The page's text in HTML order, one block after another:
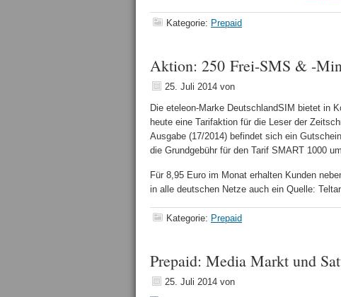
Kategorie: Prepaid
Aktion: 250 Frei-SMS & -
25. Juli 2014 von
Die eteleon-Marke DeutschlandSIM bietet in
heute eine Tarifaktion für die Leser der
Ausgabe (17/2014) befindet sich ein
die Grundgebühr für den Tarif SMART 1000
Für 8,95 Euro im Monat erhalten Kunden
in alle deutschen Netze auch ein Quelle:
Kategorie: Prepaid
Prepaid: Media Markt und
25. Juli 2014 von